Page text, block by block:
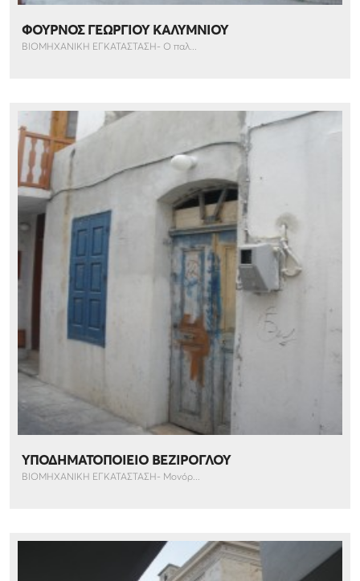
ΦΟΥΡΝΟΣ ΓΕΩΡΓΙΟΥ ΚΑΛΥΜΝΙΟΥ
ΒΙΟΜΗΧΑΝΙΚΗ ΕΓΚΑΤΑΣΤΑΣΗ- Ο παλ...
ΥΠΟΔΗΜΑΤΟΠΟΙΕΙΟ ΒΕΖΙΡΟΓΛΟΥ
ΒΙΟΜΗΧΑΝΙΚΗ ΕΓΚΑΤΑΣΤΑΣΗ- Μονόρ...